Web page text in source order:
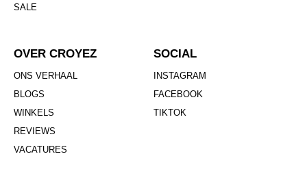
SALE
OVER CROYEZ
ONS VERHAAL
BLOGS
WINKELS
REVIEWS
VACATURES
SOCIAL
INSTAGRAM
FACEBOOK
TIKTOK